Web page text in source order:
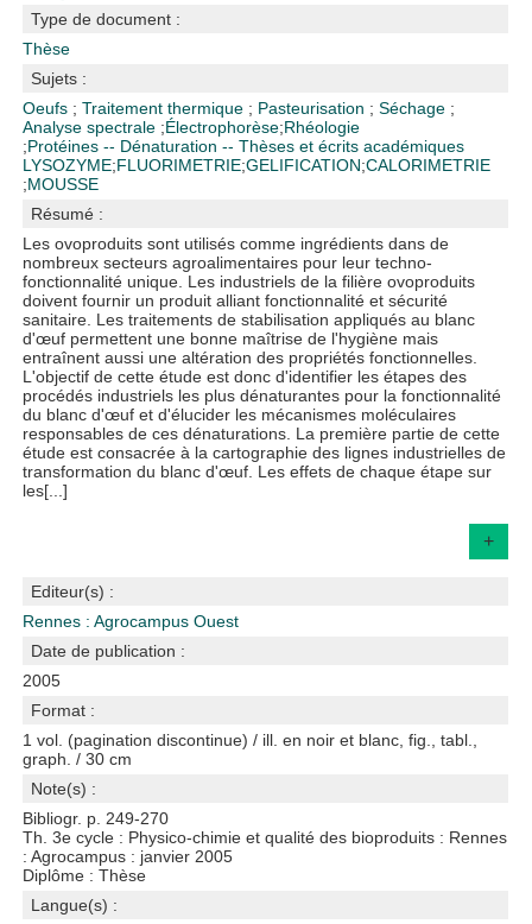
Type de document :
Thèse
Sujets :
Oeufs ;Traitement thermique ; Pasteurisation ;Séchage ;
Analyse spectrale ;Électrophorèse;Rhéologie
;Protéines -- Dénaturation -- Thèses et écrits académiques
LYSOZYME;FLUORIMETRIE;GELIFICATION;CALORIMETRIE
;MOUSSE
Résumé :
Les ovoproduits sont utilisés comme ingrédients dans de
nombreux secteurs agroalimentaires pour leur techno-
fonctionnalité unique. Les industriels de la filière ovoproduits
doivent fournir un produit alliant fonctionnalité et sécurité
sanitaire. Les traitements de stabilisation appliqués au blanc
d'œuf permettent une bonne maîtrise de l'hygiène mais
entraînent aussi une altération des propriétés fonctionnelles.
L'objectif de cette étude est donc d'identifier les étapes des
procédés industriels les plus dénaturantes pour la fonctionnalité
du blanc d'œuf et d'élucider les mécanismes moléculaires
responsables de ces dénaturations. La première partie de cette
étude est consacrée à la cartographie des lignes industrielles de
transformation du blanc d'œuf. Les effets de chaque étape sur
les[...]
+
Editeur(s) :
Rennes : Agrocampus Ouest
Date de publication :
2005
Format :
1 vol. (pagination discontinue) / ill. en noir et blanc, fig., tabl.,
graph. / 30 cm
Note(s) :
Bibliogr. p. 249-270
Th. 3e cycle : Physico-chimie et qualité des bioproduits : Rennes
: Agrocampus : janvier 2005
Diplôme : Thèse
Langue(s) :